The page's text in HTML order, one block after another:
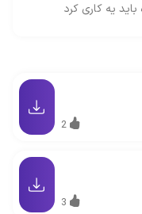
باید یه کاری کرد
2
3